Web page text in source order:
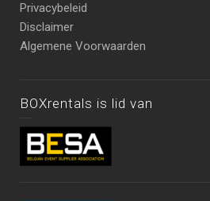
Privacybeleid
Disclaimer
Algemene Voorwaarden
BOXrentals is lid van